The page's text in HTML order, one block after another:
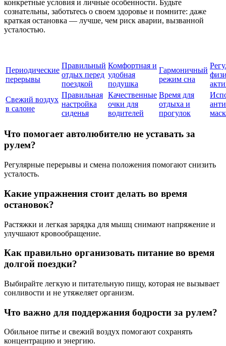
конкретные условия и личные особенности. Будьте
сознательны, заботьтесь о своем здоровье и помните: даже
краткая остановка — лучше, чем риск аварии, вызванной
усталостью.
Периодические
перерывы
Правильный
отдых перед
поездкой
Комфортная и
удобная
подушка
Гармоничный
режим сна
Свежий воздух
в салоне
Правильная
настройка
сиденья
Качественные
очки для
водителей
Время для
отдыха и
прогулок
Что помогает автолюбителю не уставать за
рулем?
Регулярные перерывы и смена положения помогают снизить
усталость.
Какие упражнения стоит делать во время
остановок?
Растяжки и легкая зарядка для мышц снимают напряжение и
улучшают кровообращение.
Как правильно организовать питание во время
долгой поездки?
Выбирайте легкую и питательную пищу, которая не вызывает
сонливости и не утяжеляет организм.
Что важно для поддержания бодрости за рулем?
Обильное питье и свежий воздух помогают сохранять
концентрацию и энергию.